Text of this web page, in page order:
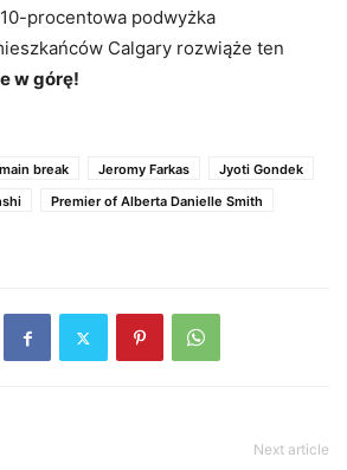
procentowa podwyżka
Calgary rozwiąże ten
w górę!
break Jeromy Farkas
Jyoti Gondek
Premier of Alberta Danielle Smith
Next article